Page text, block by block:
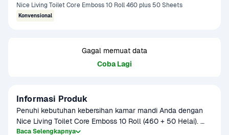
Nice Living Toilet Core Emboss 10 Roll 460 plus 50 Sheets
Konvensional
Gagal memuat data
Coba Lagi
Informasi Produk
Penuhi kebutuhan kebersihan kamar mandi Anda dengan
Nice Living Toilet Core Emboss 10 Roll (460 + 50 Helai).
Tisu toilet gulung berkualitas premium yang terbuat dari
Baca Selengkapnya